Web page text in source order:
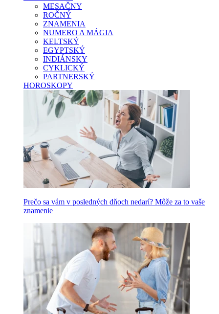
MESAČNY
ROČNÝ
ZNAMENIA
NUMERO A MÁGIA
KELTSKÝ
EGYPTSKÝ
INDIÁNSKY
CYKLICKÝ
PARTNERSKÝ
HOROSKOPY
Prečo sa vám v posledných dňoch nedarí? Môže za to vaše
znamenie